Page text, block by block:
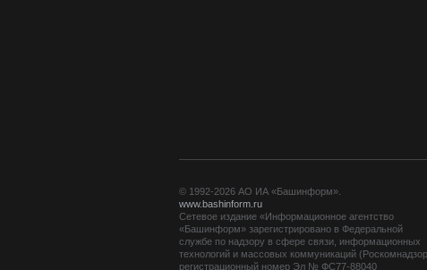
© 1992-2026 АО ИА «Башинформ».
www.bashinform.ru
Сетевое издание «Информационное агентство
«Башинформ» зарегистрировано в Федеральной
службе по надзору в сфере связи, информационных
технологий и массовых коммуникаций
регистрационный номер Эл № ФС77-88040